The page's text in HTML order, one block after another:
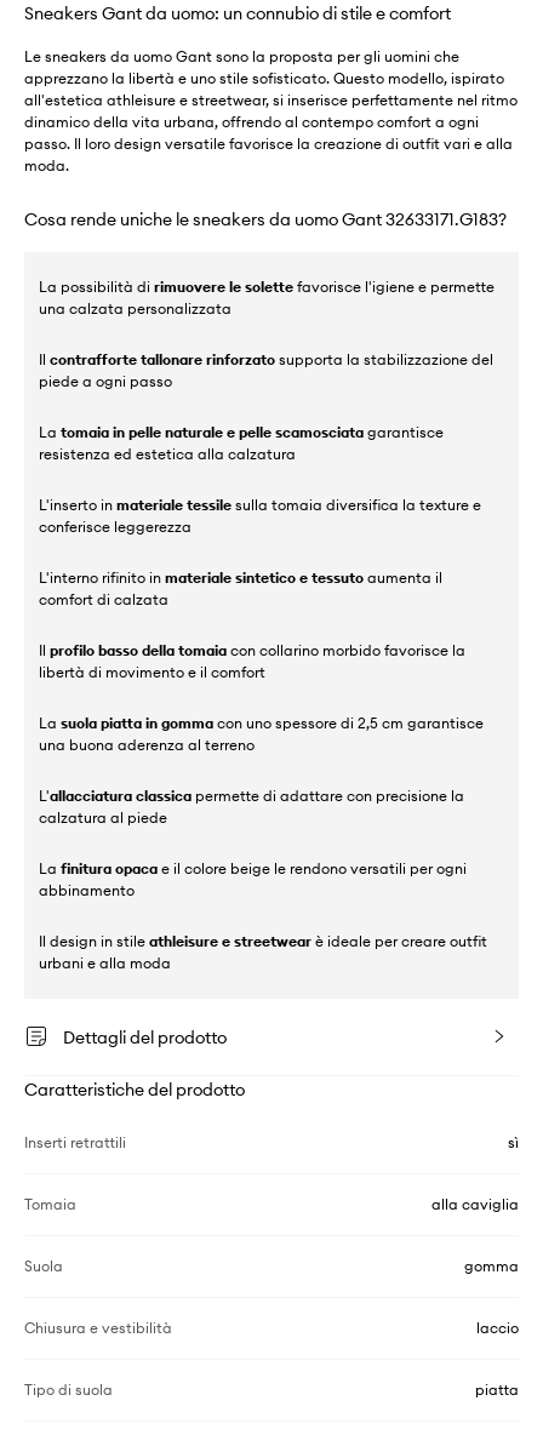
Sneakers Gant da uomo: un connubio di stile e comfort
Le sneakers da uomo Gant sono la proposta per gli uomini che
apprezzano la libertà e uno stile sofisticato. Questo modello, ispirato
all'estetica athleisure e streetwear, si inserisce perfettamente nel ritmo
dinamico della vita urbana, offrendo al contempo comfort a ogni
passo. Il loro design versatile favorisce la creazione di outfit vari e alla
moda.
Cosa rende uniche le sneakers da uomo Gant 32633171.G183?
La possibilità di rimuovere le solette favorisce l'igiene e permette
una calzata personalizzata
Il contrafforte tallonare rinforzato supporta la stabilizzazione del
piede a ogni passo
La tomaia in pelle naturale e pelle scamosciata garantisce
resistenza ed estetica alla calzatura
L'inserto in materiale tessile sulla tomaia diversifica la texture e
conferisce leggerezza
L'interno rifinito in materiale sintetico e tessuto aumenta il
comfort di calzata
Il profilo basso della tomaia con collarino morbido favorisce la
libertà di movimento e il comfort
La suola piatta in gomma con uno spessore di 2,5 cm garantisce
una buona aderenza al terreno
L'allacciatura classica permette di adattare con precisione la
calzatura al piede
La finitura opaca e il colore beige le rendono versatili per ogni
abbinamento
Il design in stile athleisure e streetwear è ideale per creare outfit
urbani e alla moda
Dettagli del prodotto
Caratteristiche del prodotto
Inserti retrattili sì
Tomaia alla caviglia
Suola gomma
Chiusura e vestibilità laccio
Tipo di suola piatta